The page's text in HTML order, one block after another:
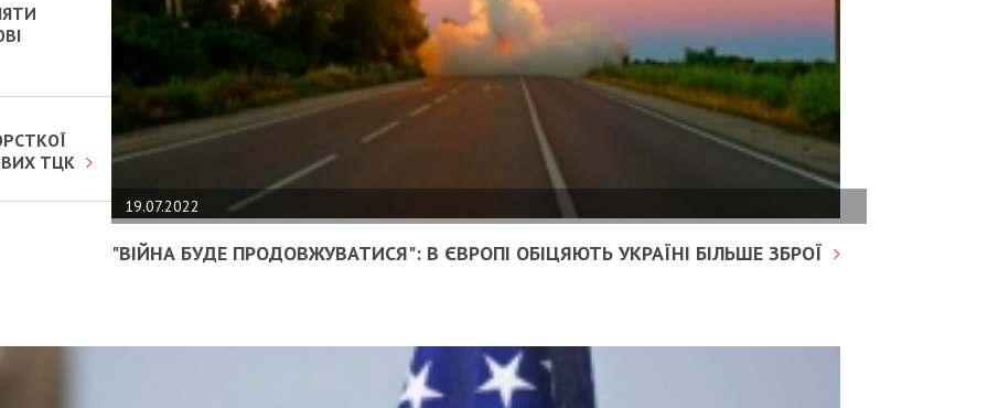
19.07.2022
"ВІЙНА БУДЕ ПРОДОВЖУВАТИСЯ": В ЄВРОПІ ОБІЦЯЮТЬ УКРАЇНІ БІЛЬШЕ ЗБРОЇ
ТЦК